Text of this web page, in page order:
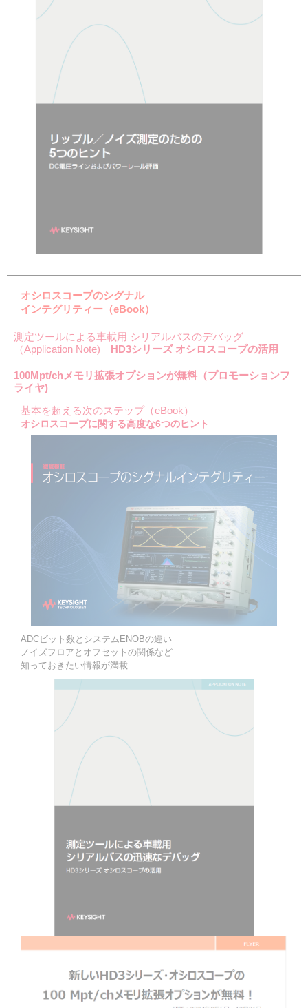
オシロスコープのシグナル
インテグリティー（eBook）
測定ツールによる車載用 シリアルバスのデバッグ
（Application Note) HD3シリーズ オシロスコープの活用
100Mpt/chメモリ拡張オプションが無料（プロモーションフ
ライヤ)
基本を超える次のステップ（eBook）
オシロスコープに関する高度な6つのヒント
ADCビット数とシステムENOBの違い
ノイズフロアとオフセットの関係など
知っておきたい情報が満載